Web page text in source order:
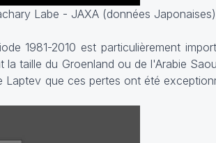
Labe - JAXA (données Japonaises)
1981-2010 est particulièrement
taille du Groenland ou de l'Arabie
Laptev que ces pertes ont été